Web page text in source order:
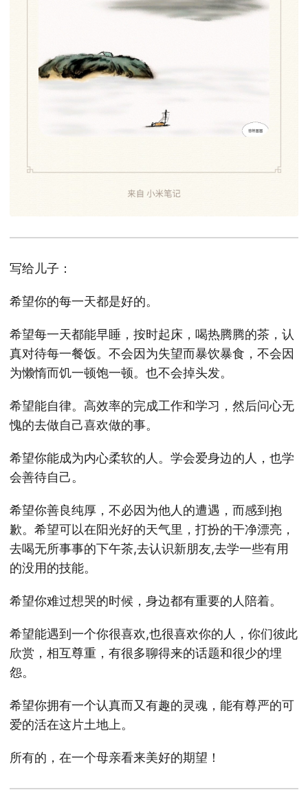
写给儿子：
希望你的每一天都是好的。
希望每一天都能早睡，按时起床，喝热腾腾的茶，认
真对待每一餐饭。不会因为失望而暴饮暴食，不会因
为懒惰而饥一顿饱一顿。也不会掉头发。
希望能自律。高效率的完成工作和学习，然后问心无
愧的去做自己喜欢做的事。
希望你能成为内心柔软的人。学会爱身边的人，也学
会善待自己。
希望你善良纯厚，不必因为他人的遭遇，而感到抱
歉。希望可以在阳光好的天气里，打扮的干净漂亮，
去喝无所事事的下午茶,去认识新朋友,去学一些有用
的没用的技能。
希望你难过想哭的时候，身边都有重要的人陪着。
希望能遇到一个你很喜欢,也很喜欢你的人，你们彼此
欣赏，相互尊重，有很多聊得来的话题和很少的埋
怨。
希望你拥有一个认真而又有趣的灵魂，能有尊严的可
爱的活在这片土地上。
所有的，在一个母亲看来美好的期望！